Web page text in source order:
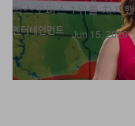
엔터테인먼트
박스오피스 1위를 차지
Jun 15, 2026